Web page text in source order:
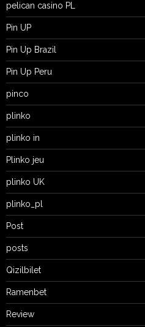
pelican casino PL
Pin UP
Pin Up Brazil
Pin Up Peru
pinco
plinko
plinko in
Plinko jeu
plinko UK
plinko_pl
Post
posts
Qizilbilet
Ramenbet
Review